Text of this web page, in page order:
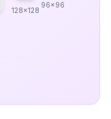
128x128
96x96